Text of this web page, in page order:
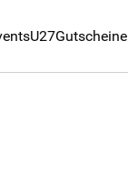
U27Gutscheine